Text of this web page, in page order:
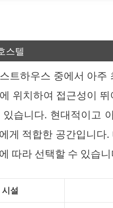
스텔
트하우스 중에서 아주
위치하여 접근성이
습니다. 현대적이고
에게 적합한 공간입니다
따라 선택할 수 있습니
시설